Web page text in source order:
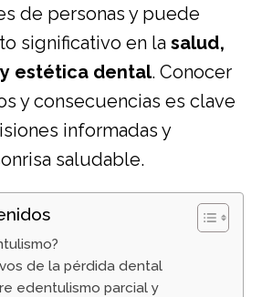
de personas y puede
significativo en la salud,
estética dental. Conocer
y consecuencias es clave
informadas y
saludable.
de la pérdida dental
edentulismo parcial y